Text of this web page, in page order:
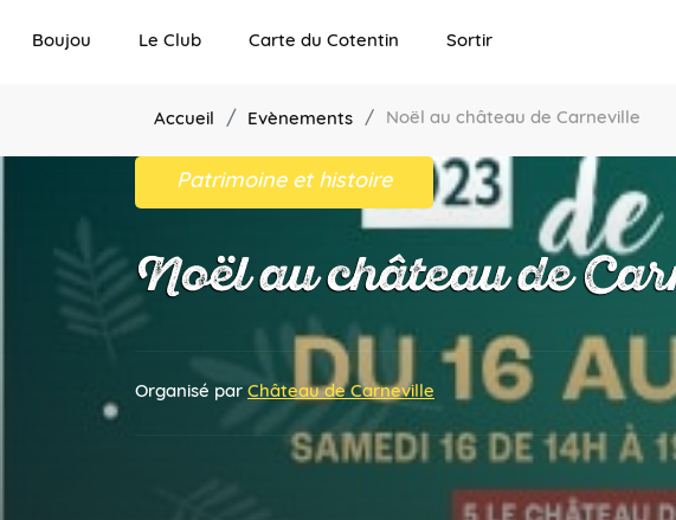
Boujou Le Club Carte du Cotentin Sortir
Accueil Evènements Noël au château de Carneville
Patrimoine et histoire
Noël au château de
Organisé par Château de Carneville